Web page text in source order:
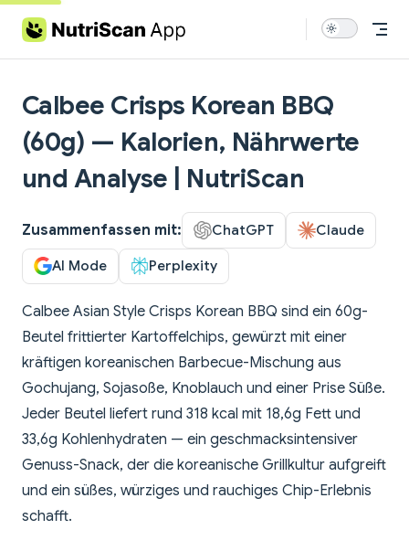
Skip to content
Calbee Crisps Korean BBQ
(60g) — Kalorien, Nährwerte
und Analyse | NutriScan
Zusammenfassen mit: ChatGPT Claude
AI Mode Perplexity
Calbee Asian Style Crisps Korean BBQ sind ein 60g-
Beutel frittierter Kartoffelchips, gewürzt mit einer
kräftigen koreanischen Barbecue-Mischung aus
Gochujang, Sojasoße, Knoblauch und einer Prise Süße.
Jeder Beutel liefert rund 318 kcal mit 18,6g Fett und
33,6g Kohlenhydraten — ein geschmacksintensiver
Genuss-Snack, der die koreanische Grillkultur aufgreift
und ein süßes, würziges und rauchiges Chip-Erlebnis
schafft.